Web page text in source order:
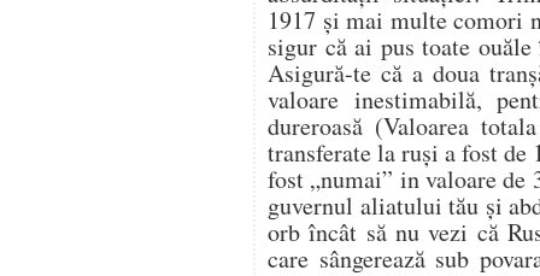
1917 și mai multe comori
sigur că ai pus toate
Asigură-te că a doua
valoare inestimabilă,
dureroasă (Valoarea
transferate la ruși a fost de
fost „numai” in valoare de
guvernul aliatului tău şi
orb încât să nu vezi că
care sângerează sub